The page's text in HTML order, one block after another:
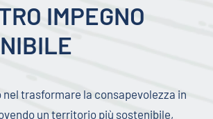
IMPEGNO
nel trasformare la consapevolezza in
un territorio più sostenibile,